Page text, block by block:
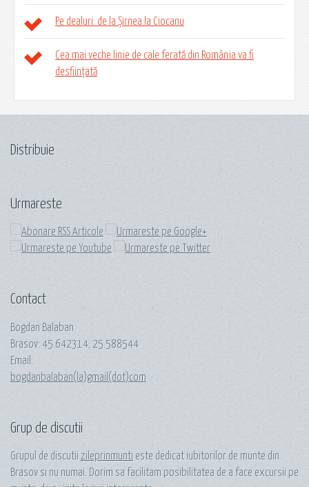
Pe dealuri: de la Șirnea la Ciocanu
Cea mai veche linie de cale ferată din România va fi
desființată
Distribuie
Urmareste
Contact
Bogdan Balaban
Brasov: 45.642314; 25.588544
Email:
bogdanbalaban(la)gmail(dot)com
Grup de discutii
Grupul de discutii zileprinmunti este dedicat iubitorilor de munte din
Brasov si nu numai. Dorim sa facilitam posibilitatea de a face excursii pe